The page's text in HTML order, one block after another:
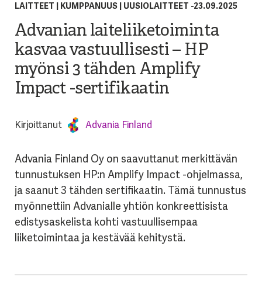
LAITTEET | KUMPPANUUS| UUSIOLAITTEET -23.09.2025
Advanian laiteliiketoiminta
kasvaa vastuullisesti – HP
myönsi 3 tähden Amplify
Impact -sertifikaatin
Kirjoittanut Advania Finland
Advania Finland Oy on saavuttanut merkittävän
tunnustuksen HP:n Amplify Impact -ohjelmassa,
ja saanut3 tähden sertifikaatin. Tämä tunnustus
myönnettiin Advanialle yhtiön konkreettisista
edistysaskelista kohti vastuullisempaa
liiketoimintaa ja kestävää kehitystä.